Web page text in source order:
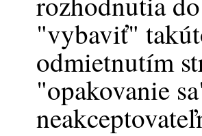
"vybaviť"
odmietnutím
"opakovanie